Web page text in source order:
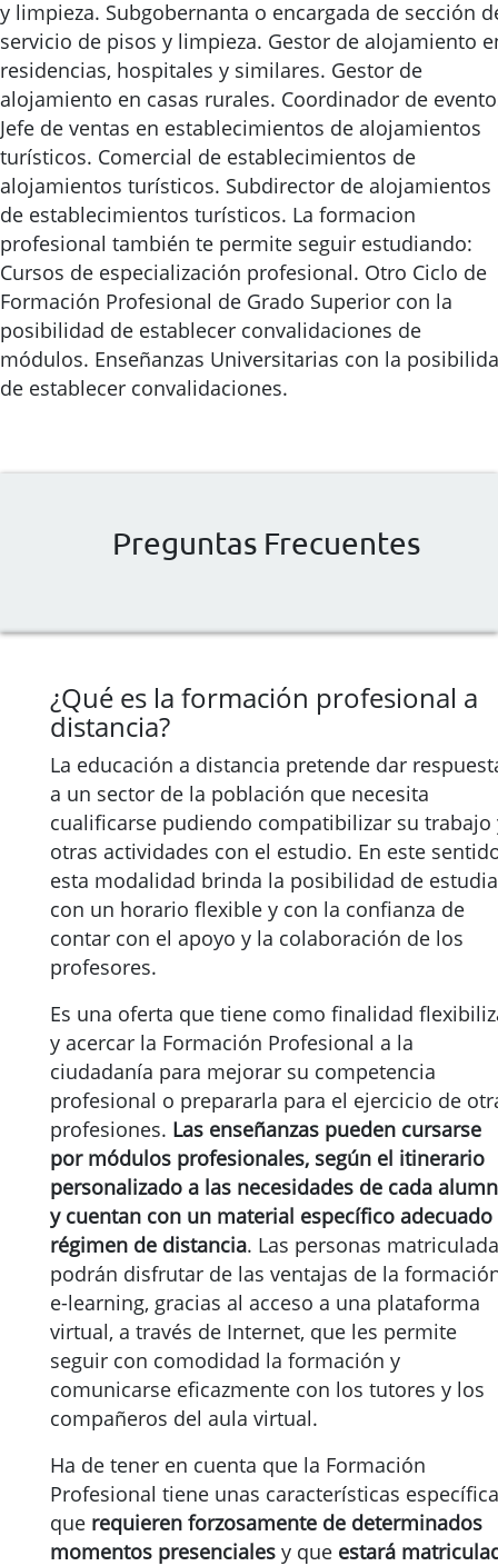
y limpieza. Subgobernanta o encargada de sección
servicio de pisos y limpieza. Gestor de alojamiento
residencias, hospitales y similares. Gestor de
alojamiento en casas rurales. Coordinador de
Jefe de ventas en establecimientos de alojamientos
turísticos. Comercial de establecimientos de
alojamientos turísticos. Subdirector de alojamientos
de establecimientos turísticos. La formacion
profesional también te permite seguir estudiando:
Cursos de especialización profesional. Otro Ciclo de
Formación Profesional de Grado Superior con la
posibilidad de establecer convalidaciones de
módulos. Enseñanzas Universitarias con la
de establecer convalidaciones.
Preguntas Frecuentes
¿Qué es la formación profesional a
distancia?
La educación a distancia pretende dar
a un sector de la población que necesita
cualificarse pudiendo compatibilizar su trabajo
otras actividades con el estudio. En este
esta modalidad brinda la posibilidad de
con un horario flexible y con la confianza de
contar con el apoyo y la colaboración de los
profesores.
Es una oferta que tiene como finalidad
y acercar la Formación Profesional a la
ciudadanía para mejorar su competencia
profesional o prepararla para el ejercicio de
profesiones. Las enseñanzas pueden cursarse
por módulos profesionales, según el itinerario
personalizado a las necesidades de cada
y cuentan con un material específico adecuado
régimen de distancia. Las personas
podrán disfrutar de las ventajas de la
e-learning, gracias al acceso a una plataforma
virtual, a través de Internet, que les permite
seguir con comodidad la formación y
comunicarse eficazmente con los tutores y los
compañeros del aula virtual.
Ha de tener en cuenta que la Formación
Profesional tiene unas características
que requieren forzosamente de determinados
momentos presenciales y que estará